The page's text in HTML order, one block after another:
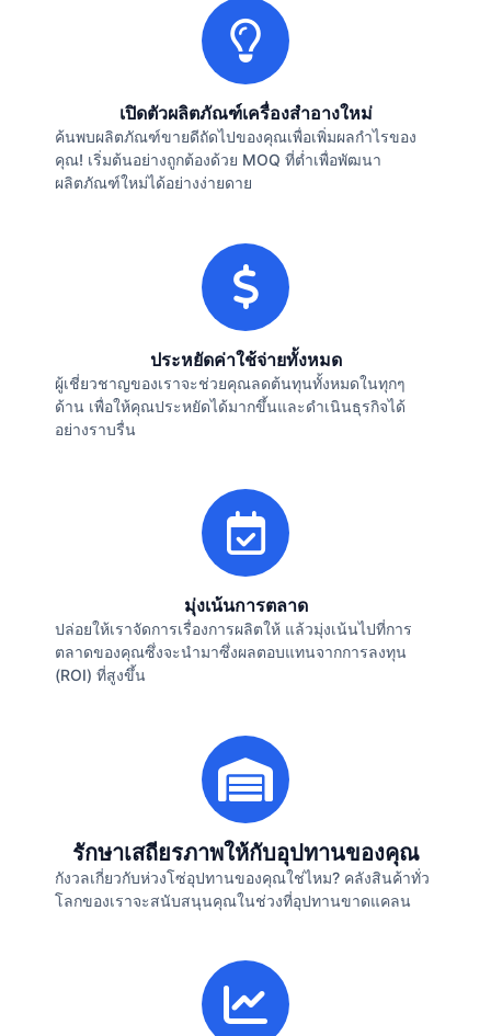
เปิดตัวผลิตภัณฑ์เครื่องสำอางใหม่
ค้นพบผลิตภัณฑ์ขายดีถัดไปของคุณเพื่อเพิ่มผลกำไรของ
คุณ! เริ่มต้นอย่างถูกต้องด้วย MOQ ที่ต่ำเพื่อพัฒนา
ผลิตภัณฑ์ใหม่ได้อย่างง่ายดาย
ประหยัดค่าใช้จ่ายทั้งหมด
ผู้เชี่ยวชาญของเราจะช่วยคุณลดต้นทุนทั้งหมดในทุกๆ
ด้าน เพื่อให้คุณประหยัดได้มากขึ้นและดำเนินธุรกิจได้
อย่างราบรื่น
มุ่งเน้นการตลาด
ปล่อยให้เราจัดการเรื่องการผลิตให้ แล้วมุ่งเน้นไปที่การ
ตลาดของคุณซึ่งจะนำมาซึ่งผลตอบแทนจากการลงทุน
(ROI) ที่สูงขึ้น
รักษาเสถียรภาพให้กับอุปทานของคุณ
กังวลเกี่ยวกับห่วงโซ่อุปทานของคุณใช่ไหม? คลังสินค้าทั่ว
โลกของเราจะสนับสนุนคุณในช่วงที่อุปทานขาดแคลน